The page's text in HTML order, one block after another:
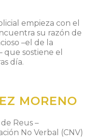
empieza con el
su razón de
–el de la
sostiene el
día.
MORENO
Reus –
No Verbal (CNV)